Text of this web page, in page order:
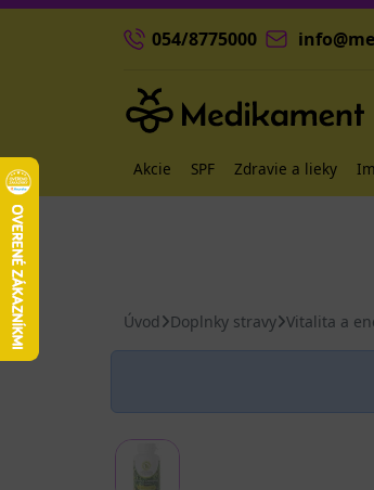
054/8775000
Akcie SPF Zdravie a lieky
Úvod Doplnky stravy Vitalita a